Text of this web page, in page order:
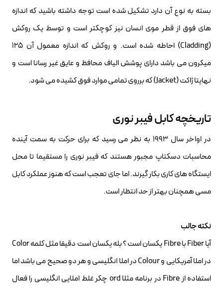
بسته به نوع آن دارد تشکیل شده است توجه داشته باشید که اندازه
های فوق از قطر موی انسان نیز کوچکتر است و توسط یک روکش
(Cladding) احاطه شده است. و روکش که اندازه معمول آن ۱۲۵
میکرون می باشد دارای پوشش الیاف محافظ و عایق غیر رسانا است و
نهایتا ژاکت (Jacket) که برروی تمامی موارد فوق کشیده می شود.
تاریخچه کابل فیبر نوری
در اواخر سال ۱۹۹۳ به نظر می رسید که برای حرکت به سمت آینده
محاسبات دسکتاپ مجبور هستند که فیبر نوری را مستقیما تا محل
ایستگاه های کاری بکار گیرند. اما جای تعجب است که هنوز عملکرد کابل
مسی همچنان بهتر از حد انتظار است.
نکته جالب
آیا Fiber با Fibre یکسان است ؟ بله یکسان است دقیقا مثل کلمه Color
در املا آمریکایی و Colour در املا انگلیسی و هر دو صحیح می باشد اما
استفاده از Fibre در برنامه مثلا ord چکر غلط املایی انگلیسی را فعال